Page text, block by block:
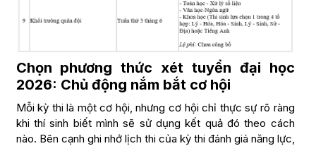
Chọn phương thức xét tuyển đại học
2026: Chủ động nắm bắt cơ hội
Mỗi kỳ thi là một cơ hội, nhưng cơ hội chỉ thực sự rõ ràng
khi thí sinh biết mình sẽ sử dụng kết quả đó theo cách
nào. Bên cạnh ghi nhớ lịch thi của kỳ thi đánh giá năng lực,